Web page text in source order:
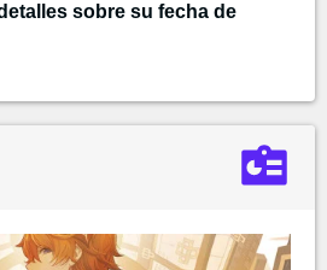
sobre su fecha de